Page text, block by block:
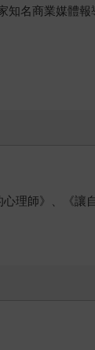
名商業媒體
理師》、《讓